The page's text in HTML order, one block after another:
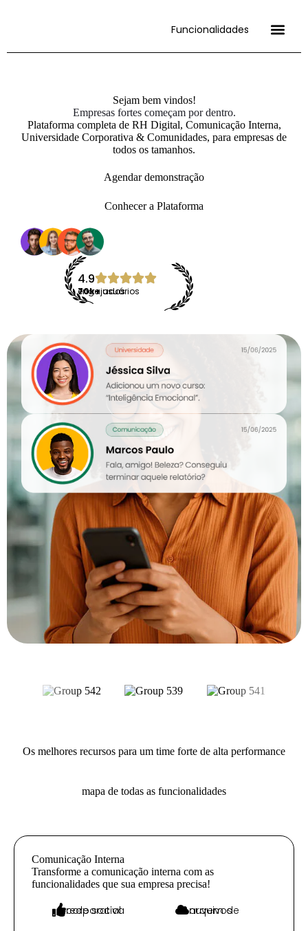
Funcionalidades
Sejam bem vindos!
Empresas fortes começam por dentro.
4.9
70k+
usuários engajados
Plataforma completa de RH Digital, Comunicação Interna,
Universidade Corporativa & Comunidades, para empresas de
todos os tamanhos.
Agendar demonstração
Conhecer a Plataforma
Os melhores recursos para um time forte de alta performance
mapa de todas as funcionalidades
Comunicação Interna
Transforme a comunicação interna com as
funcionalidades que sua empresa precisa!
rede social corporativa nuvem de arquivos